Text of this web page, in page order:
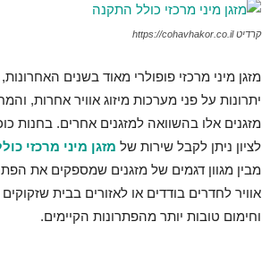
קרדיט https://cohavhakor.co.il
מזגן מיני מרכזי פופולרי מאוד בשנים
יתרונות על פני מערכות מיזוג אוויר אחרות,
מזגנים אלו בהשוואה למזגנים אחרים. בחנות
לציון ניתן לקבל שירות של מזגן מיני מרכזי
מבין מגוון דגמים של מזגנים שמספקים את
אוויר לחדרים בודדים או לאזורים בבית
וחימום טובות יותר מהפתרונות הקיימים.